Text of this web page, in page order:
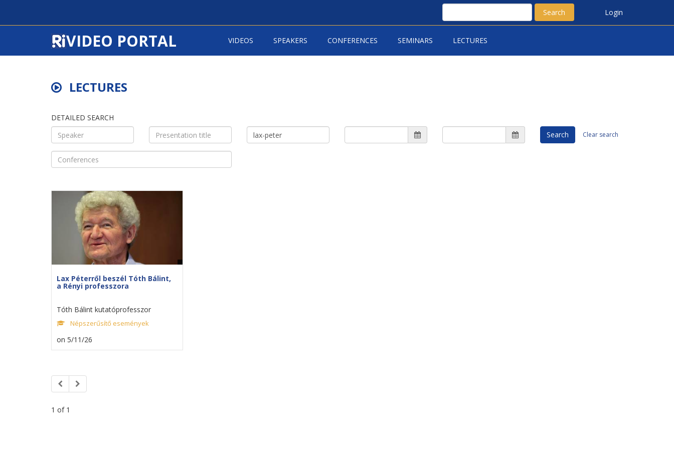
Search Login
VIDEO PORTAL VIDEOS SPEAKERS CONFERENCES SEMINARS LECTURES
LECTURES
DETAILED SEARCH
Search
Clear search
Lax Péterről beszél Tóth Bálint,
a Rényi professzora
Tóth Bálint kutatóprofesszor
Népszerűsítő események
on 5/11/26
1 of 1